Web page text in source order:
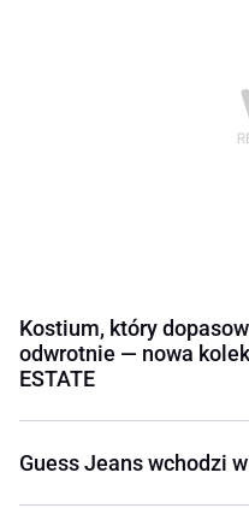
Kostium, który
odwrotnie — nowa
ESTATE
Guess Jeans wchodzi